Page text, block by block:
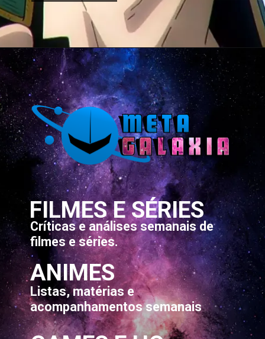
Opening https://metagalaxia.com.br/anime-e-manga/quando-e-onde-assistir-ao-episodio-13-e-final-do-anime-wind-breaker/
FILMES E SÉRIES
Críticas e análises semanais de
filmes e séries.
ANIMES
Listas, matérias e
acompanhamentos semanais